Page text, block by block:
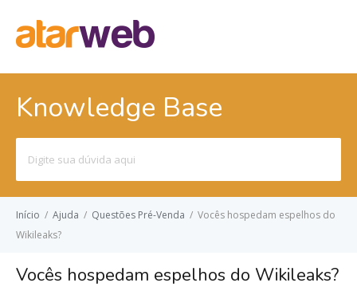
Knowledge Base
por:
Início / Ajuda / Questões Pré-Venda / Vocês hospedam espelhos do
Wikileaks?
Vocês hospedam espelhos do Wikileaks?